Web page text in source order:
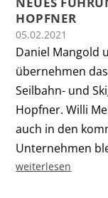
HOPFNER
05.02.2021
Daniel Mangold
übernehmen
Seilbahn- und
Hopfner. Willi
auch in den
Unternehmen
weiterlesen